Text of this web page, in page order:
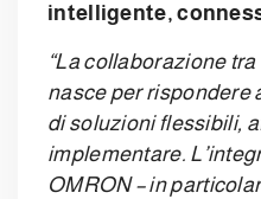
intelligente,
“La collaborazione
nasce per rispondere
di soluzioni flessibili,
implementare.
OMRON – in